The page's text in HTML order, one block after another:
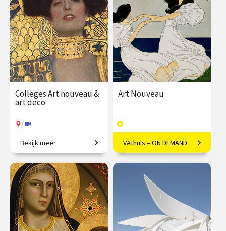
Colleges Art nouveau &
art deco
/
Restyling van de wereld.
€ 345.00
vanaf 22
sep.
/ Op locatie of online
Bekijk meer
Art Nouveau
Vloeiende vernieuwing in
Europa
€ 169.00
afleveringen
Speeltijd 10 uur
VAthuis
VAthuis – ON DEMAND